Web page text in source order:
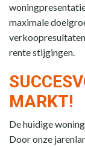
maximale
rente stijgingen.
MARKT!
De huidige
Door onze